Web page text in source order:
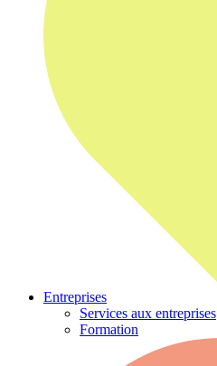
Entreprises
Services aux entreprises
Formation